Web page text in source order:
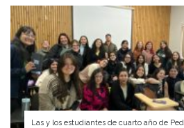
Las y los estudiantes de cuarto año de